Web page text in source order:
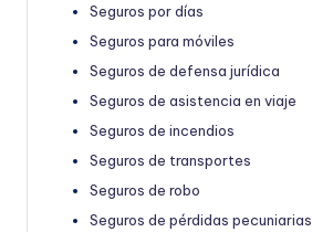
Seguros por días
Seguros para móviles
Seguros de defensa jurídica
Seguros de asistencia en viaje
Seguros de incendios
Seguros de transportes
Seguros de robo
Seguros de pérdidas pecuniarias